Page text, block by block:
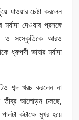
যাওয়ার চেষ্টা করলেন
দেওয়ার প্রসঙ্গে
ও সংস্কৃতিকে আরও
ধ্রুপদী ভাষার মর্যাদা
শব্দ খরচ করলেন না
তীব্র আলোড়ন চলছে,
কটাক্ষে মুখর হয়ে